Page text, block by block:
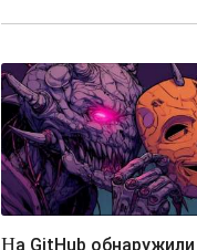
/ Текст / Цвет / Видео уроки
На GitHub обнаружили